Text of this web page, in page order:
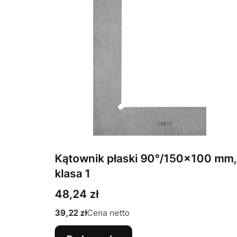
Kątownik płaski 90°/150x100 mm,
klasa 1
Cena
48,24 zł
Cena
39,22 złCena netto